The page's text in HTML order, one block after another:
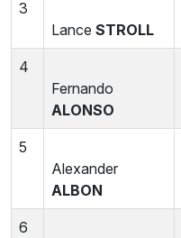
3
Lance STROLL
4
Fernando
ALONSO
5
Alexander
ALBON
6